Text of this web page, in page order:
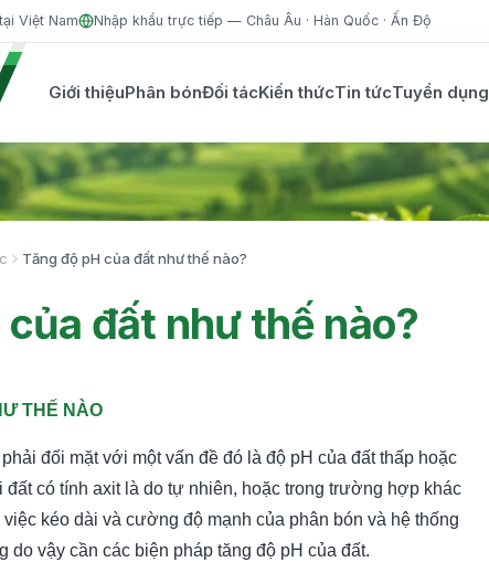
Việt Nam Nhập khẩu trực tiếp — Châu Âu · Hàn Quốc · Ấn Độ
Giới thiệuPhân bónĐối tácKiến thứcTin tứcTuyển dụng
Tăng độ pH của đất như thế nào?
đất như thế nào?
THẾ NÀO
đối mặt với một vấn đề đó là độ pH của đất thấp hoặc
đất có tính axit là do tự nhiên, hoặc trong trường hợp khác
kéo dài và cường độ mạnh của phân bón và hệ thống
vậy cần các biện pháp tăng độ pH của đất.